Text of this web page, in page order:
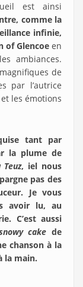
est ainsi
comme la
infinie,
of Glencoe en
ambiances.
de
par l’autrice
les émotions
tant par
la plume de
, iel nous
pas des
Je vous
avoir lu, au
C’est aussi
cake de
chanson à la
la main.